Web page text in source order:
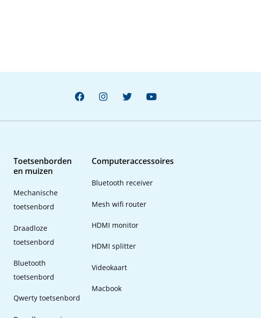
Toetsenborden
en muizen
Mechanische
toetsenbord
Draadloze
toetsenbord
Bluetooth
toetsenbord
Qwerty toetsenbord
Computeraccessoires
Bluetooth receiver
Mesh wifi router
HDMI monitor
HDMI splitter
Videokaart
Macbook